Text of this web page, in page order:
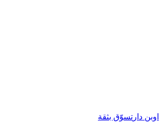
اوبن دار تسوّق بثقة